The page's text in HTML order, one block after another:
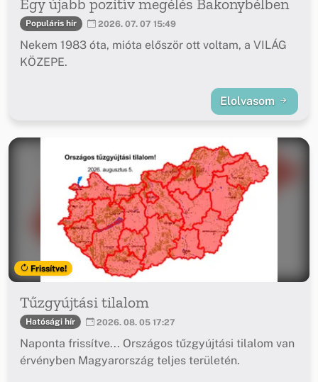
Egy újabb pozitív megélés Bakonybélben
Populáris hír 2026. 07. 07 15:49
Nekem 1983 óta, mióta először ott voltam, a VILÁG
KÖZEPE.
Elolvasom
Frissítve!
Tűzgyújtási tilalom
Hatósági hír 2026. 08. 05 17:27
Naponta frissítve... Országos tűzgyújtási tilalom van
érvényben Magyarország teljes területén.